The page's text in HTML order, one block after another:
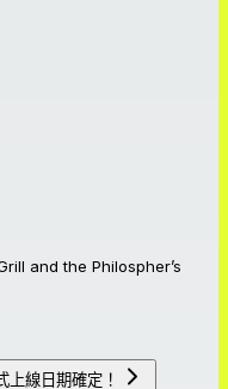
and the Philospher’s
上線日期確定！